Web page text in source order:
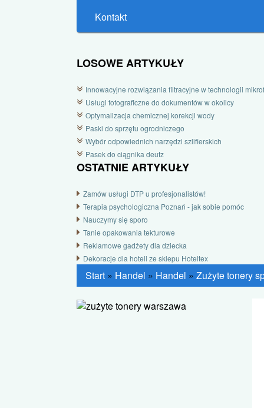
Kontakt
LOSOWE ARTYKUŁY
Innowacyjne rozwiązania filtracyjne w technologii
Usługi fotograficzne do dokumentów w okolicy
Optymalizacja chemicznej korekcji wody
Paski do sprzętu ogrodniczego
Wybór odpowiednich narzędzi szlifierskich
Pasek do ciągnika deutz
OSTATNIE ARTYKUŁY
Zamów usługi DTP u profesjonalistów!
Terapia psychologiczna Poznań - jak sobie pomóc
Nauczymy się sporo
Tanie opakowania tekturowe
Reklamowe gadżety dla dziecka
Dekoracje dla hoteli ze sklepu Hoteltex
Start » Handel » Handel » Zużyte tonery